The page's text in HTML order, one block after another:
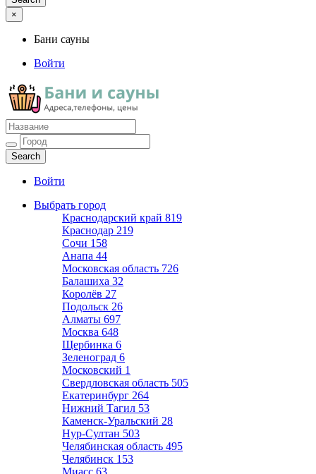
×
Бани сауны
Войти
Бани сауны
Адреса и телефоны
Войти
Выбрать город
Краснодарский край 819
Краснодар 219
Сочи 158
Анапа 44
Московская область 726
Балашиха 32
Королёв 27
Подольск 26
Алматы 697
Москва 648
Щербинка 6
Зеленоград 6
Московский 1
Свердловская область 505
Екатеринбург 264
Нижний Тагил 53
Каменск-Уральский 28
Нур-Султан 503
Челябинская область 495
Челябинск 153
Миасс 63